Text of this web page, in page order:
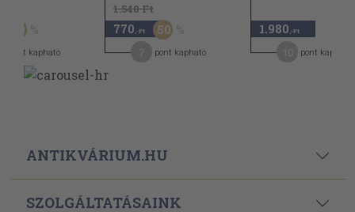
50
pont kapható
1.540 Ft
770 ,-Ft 50
pont kapható
1.980 ,-Ft
pont kapható
ANTIKVÁRIUM.HU
SZOLGÁLTATÁSAINK